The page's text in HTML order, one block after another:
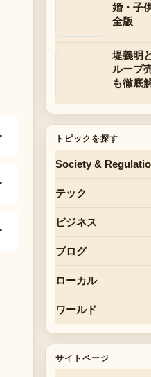
婚・子
全版
堤義明
ループ
も徹底
トピックを探す
Society &
テック
ビジネス
ブログ
ローカル
ワールド
サイトページ